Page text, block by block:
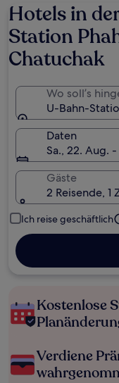
Hotels in
Station
Chatuchak
Wo soll’s
U-Bahn-
Daten
Sa., 22. Aug.
Gäste
2 Reisende, 1
Ich reise geschäftlich
Kostenlose
Verdiene